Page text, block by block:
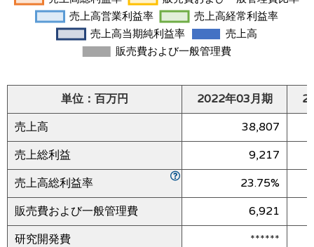
単位：百万円 2022年03月期
売上高
38,807
売上総利益
9,217
売上高総利益率
23.75%
販売費および一般管理費
6,921
研究開発費
******